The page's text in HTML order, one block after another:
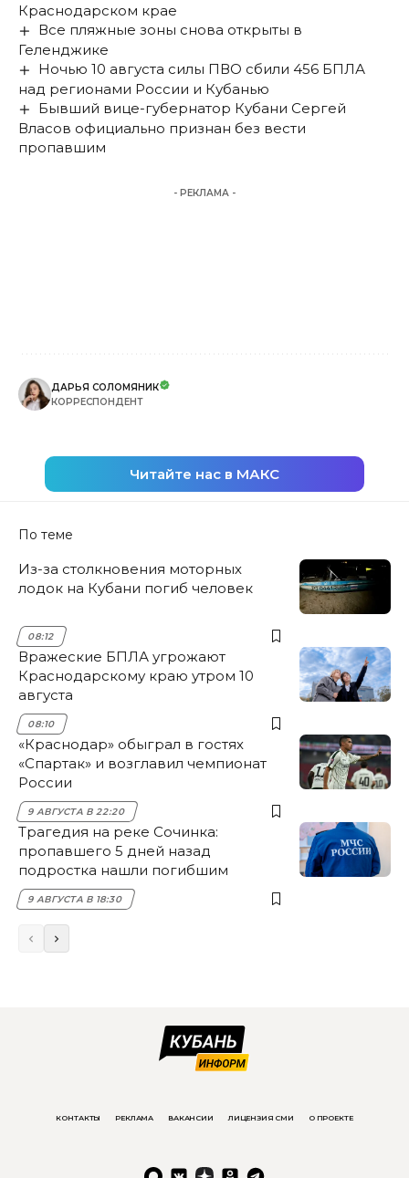
Краснодарском крае
Все пляжные зоны снова открыты в
Геленджике
Ночью 10 августа силы ПВО сбили 456 БПЛА
над регионами России и Кубанью
Бывший вице-губернатор Кубани Сергей
Власов официально признан без вести
пропавшим
- РЕКЛАМА -
ДАРЬЯ СОЛОМЯНИК
КОРРЕСПОНДЕНТ
Читайте нас в МАКС
По теме
Из-за столкновения моторных
лодок на Кубани погиб человек
08:12
Вражеские БПЛА угрожают
Краснодарскому краю утром 10
августа
08:10
«Краснодар» обыграл в гостях
«Спартак» и возглавил чемпионат
России
9 АВГУСТА В 22:20
Трагедия на реке Сочинка:
пропавшего 5 дней назад
подростка нашли погибшим
9 АВГУСТА В 18:30
КОНТАКТЫ РЕКЛАМА ВАКАНСИИ ЛИЦЕНЗИЯ СМИ О ПРОЕКТЕ